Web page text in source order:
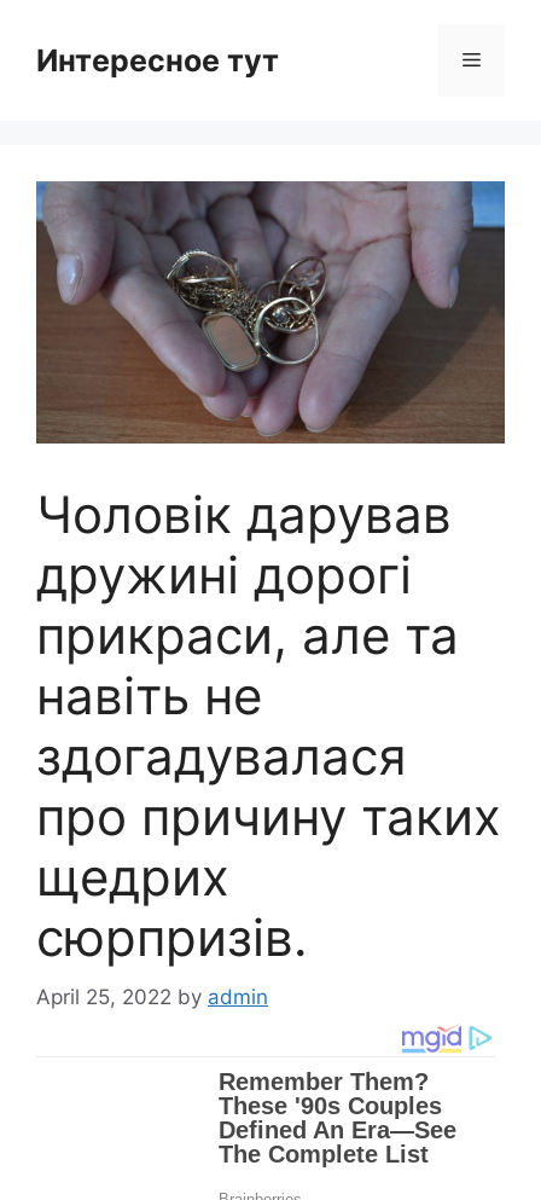
contentИнтересное тут Menu
Чоловік дарував
дружині дорогі
прикраси, але та
навіть не
здогадувалася
про причину таких
щедрих
сюрпризів.
April 25, 2022 by admin